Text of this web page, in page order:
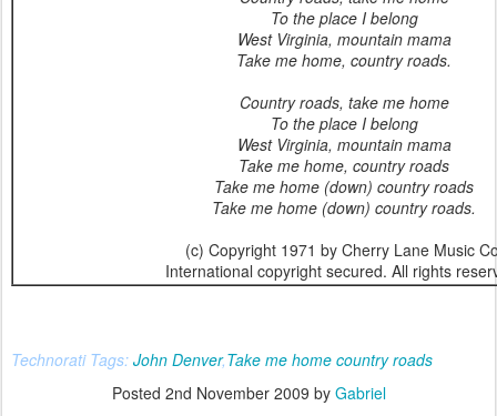
To the place I belong
West Virginia, mountain mama
Take me home, country roads.
Country roads, take me home
To the place I belong
West Virginia, mountain mama
Take me home, country roads
Take me home (down) country roads
Take me home (down) country roads.
(c) Copyright 1971 by Cherry Lane Music
International copyright secured. All rights
Technorati Tags: John Denver,Take me home country roads
Posted 2nd November 2009 by Gabriel